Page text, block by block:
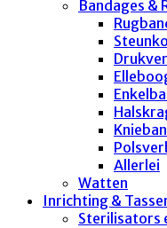
Bandages &
Allerlei
Watten
Inrichting &
Sterilisators